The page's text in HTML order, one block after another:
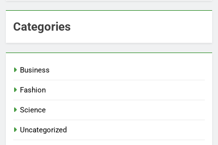
Categories
Business
Fashion
Science
Uncategorized